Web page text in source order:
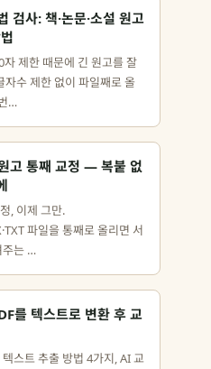
검사: 책·논문·소설 원고
제한 때문에 긴 원고를 잘
자수 제한 없이 파일째로 올
…
고 통째 교정 — 복붙 없
, 이제 그만.
파일을 통째로 올리면 서
주는 …
를 텍스트로 변환 후 교
스트 추출 방법 4가지, AI 교